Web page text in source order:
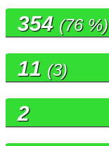
354 (76 %)
11 (3)
2